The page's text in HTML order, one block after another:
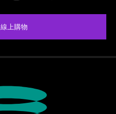
線上購物